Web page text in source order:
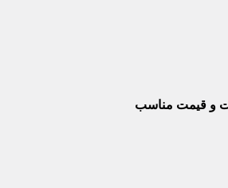
و قیمت مناسب